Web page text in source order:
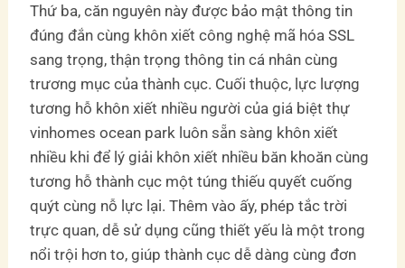
Thứ ba, căn nguyên này được bảo mật thông tin
đúng đắn cùng khôn xiết công nghệ mã hóa SSL
sang trọng, thận trọng thông tin cá nhân cùng
trương mục của thành cục. Cuối thuộc, lực lượng
tương hỗ khôn xiết nhiều người của giá biệt thự
vinhomes ocean park luôn sẵn sàng khôn xiết
nhiều khi để lý giải khôn xiết nhiều băn khoăn cùng
tương hỗ thành cục một túng thiếu quyết cuống
quýt cùng nỗ lực lại. Thêm vào ấy, phép tắc trời
trực quan, dễ sử dụng cũng thiết yếu là một trong
nổi trội hơn to, giúp thành cục dễ dàng cùng đơn